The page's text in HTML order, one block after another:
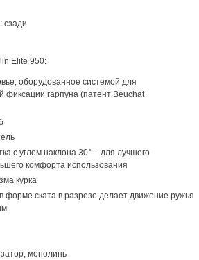
сзади
Elite 950:
оборудованное системой для
фиксации гарпуна (патент Beuchat
с углом наклона 30° – для лучшего
комфорта использования
курка
форме ската в разрезе делает движение ружья
монолинь